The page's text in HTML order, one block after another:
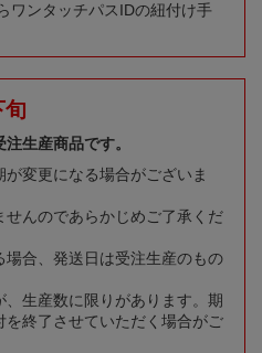
ワンタッチパスIDの紐付け手
旬
生産商品です。
変更になる場合がございま
せんのであらかじめご了承くだ
場合、発送日は受注生産のもの
生産数に限りがあります。期
を終了させていただく場合がご